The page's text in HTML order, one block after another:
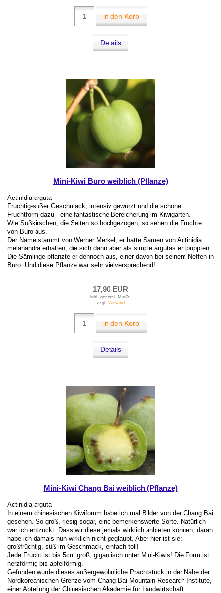
in den Korb
Details
Mini-Kiwi Buro weiblich (Pflanze)
Actinidia arguta
Fruchtig-süßer Geschmack, intensiv gewürzt und die schöne
Fruchtform dazu - eine fantastische Bereicherung im Kiwigarten.
Wie Süßkirschen, die Seiten so hochgezogen, so sehen die Früchte
von Buro aus.
Der Name stammt von Werner Merkel, er hatte Samen von Actinidia
melanandra erhalten, die sich dann aber als simple argutas entpuppten.
Die Sämlinge pflanzte er dennoch aus, einer davon bei seinem Neffen in
Buro. Und diese Pflanze war sehr vielversprechend!
17,90 EUR
inkl. gesetzl. MwSt.
zzgl. Versand
in den Korb
Details
Mini-Kiwi Chang Bai weiblich (Pflanze)
Actinidia arguta
In einem chinesischen Kiwiforum habe ich mal Bilder von der Chang Bai
gesehen. So groß, riesig sogar, eine bemerkenswerte Sorte. Natürlich
war ich entzückt. Dass wir diese jemals wirklich anbieten können, daran
habe ich damals nun wirklich nicht geglaubt. Aber hier ist sie:
großfrüchtig, süß im Geschmack, einfach toll!
Jede Frucht ist bis 5cm groß, gigantisch unter Mini-Kiwis! Die Form ist
herzförmig bis apfelförmig.
Gefunden wurde dieses außergewöhnliche Prachtstück in der Nähe der
Nordkoreanischen Grenze vom Chang Bai Mountain Research Institute,
einer Abteilung der Chinesischen Akademie für Landwirtschaft.